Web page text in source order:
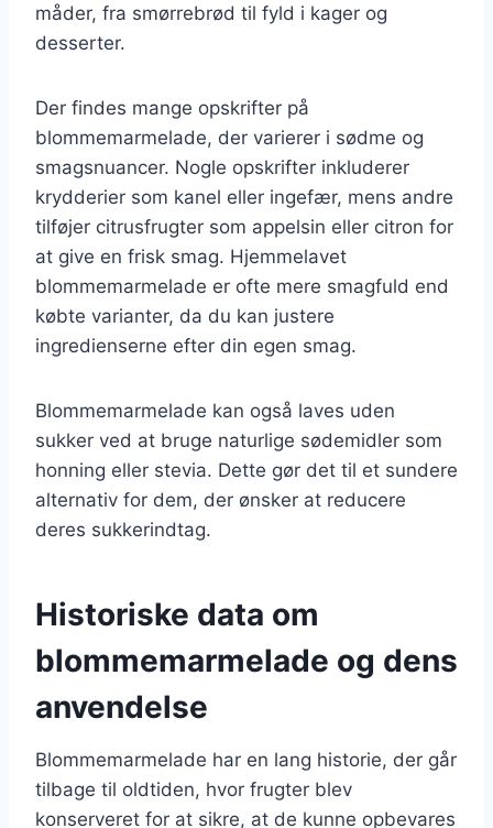
måder, fra smørrebrød til fyld i kager og
desserter.
Der findes mange opskrifter på
blommemarmelade, der varierer i sødme og
smagsnuancer. Nogle opskrifter inkluderer
krydderier som kanel eller ingefær, mens andre
tilføjer citrusfrugter som appelsin eller citron for
at give en frisk smag. Hjemmelavet
blommemarmelade er ofte mere smagfuld end
købte varianter, da du kan justere
ingredienserne efter din egen smag.
Blommemarmelade kan også laves uden
sukker ved at bruge naturlige sødemidler som
honning eller stevia. Dette gør det til et sundere
alternativ for dem, der ønsker at reducere
deres sukkerindtag.
Historiske data om
blommemarmelade og dens
anvendelse
Blommemarmelade har en lang historie, der går
tilbage til oldtiden, hvor frugter blev
konserveret for at sikre, at de kunne opbevares